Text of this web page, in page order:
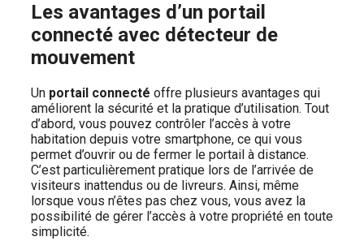
Les avantages d’un portail
connecté avec détecteur de
mouvement
Un portail connecté offre plusieurs avantages qui
améliorent la sécurité et la pratique d’utilisation. Tout
d’abord, vous pouvez contrôler l’accès à votre
habitation depuis votre smartphone, ce qui vous
permet d’ouvrir ou de fermer le portail à distance.
C’est particulièrement pratique lors de l’arrivée de
visiteurs inattendus ou de livreurs. Ainsi, même
lorsque vous n’êtes pas chez vous, vous avez la
possibilité de gérer l’accès à votre propriété en toute
simplicité.